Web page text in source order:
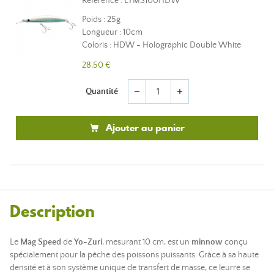
Poids : 25g
Longueur : 10cm
Coloris : HDW - Holographic Double White
28,50 €
Quantité remove add
Ajouter au panier
Description
Le Mag Speed deYo-Zuri, mesurant 10 cm, est un minnow conçu
spécialement pour la pêche des poissons puissants. Grâce à sa haute
densité et à son système unique de transfert de masse, ce leurre se